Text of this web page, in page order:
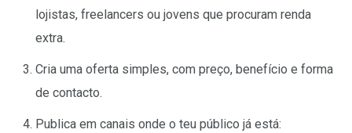
lojistas, freelancers ou jovens que procuram renda
extra.
Cria uma oferta simples, com preço, benefício e forma
de contacto.
Publica em canais onde o teu público já está: